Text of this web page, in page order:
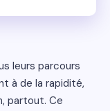
leurs parcours
à de la rapidité,
partout. Ce